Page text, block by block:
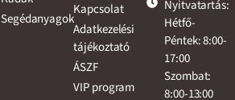
Segédanyagok
Kapcsolat
Adatkezelési
tájékoztató
ÁSZF
VIP program
Nyitvatartás:
Hétfő-
Péntek: 8:00-
17:00
Szombat:
8:00-13:00